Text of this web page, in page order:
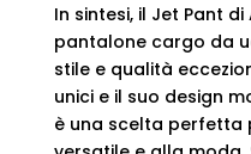
In sintesi, il Jet Pant
pantalone cargo da
stile e qualità
unici e il suo design
è una scelta perfetta